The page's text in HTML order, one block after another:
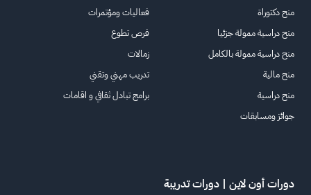
منح دكتوراة
منح دراسية ممولة جزئيا
منح دراسية ممولة بالكامل
منح مالية
منح دراسية
جوائز ومسابقات
فعاليات ومؤتمرات
فرص تطوع
زمالات
تدريب مهني وتقني
برامج تبادل ثقافي و اقامات
دورات أون لاين | دورات تدريبة